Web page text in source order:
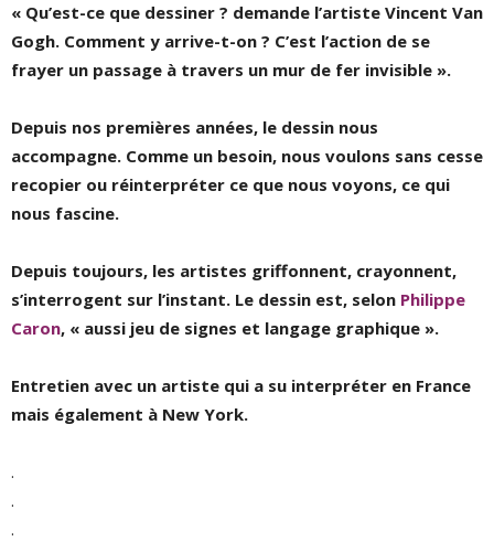
« Qu’est-ce que dessiner ? demande l’artiste Vincent Van
Gogh. Comment y arrive-t-on ? C’est l’action de se
frayer un passage à travers un mur de fer invisible ».
Depuis nos premières années, le dessin nous
accompagne. Comme un besoin, nous voulons sans cesse
recopier ou réinterpréter ce que nous voyons, ce qui
nous fascine.
Depuis toujours, les artistes griffonnent, crayonnent,
s’interrogent sur l’instant. Le dessin est, selon Philippe
Caron, « aussi jeu de signes et langage graphique ».
Entretien avec un artiste qui a su interpréter en France
mais également à New York.
.
.
.